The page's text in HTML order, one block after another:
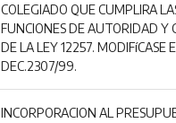
COLEGIADO QUE CUMPLIRA
FUNCIONES DE AUTORIDAD Y
DE LA LEY 12257. MODIFíCASE
DEC.2307/99.
INCORPORACION AL